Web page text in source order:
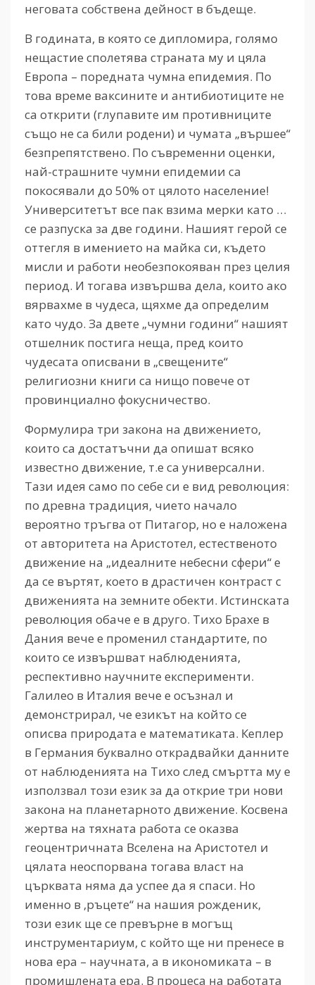
неговата собствена дейност в бъдеще.
В годината, в която се дипломира, голямо
нещастие сполетява страната му и цяла
Европа – поредната чумна епидемия. По
това време ваксините и антибиотиците не
са открити (глупавите им противниците
също не са били родени) и чумата „вършее“
безпрепятствено. По съвременни оценки,
най-страшните чумни епидемии са
покосявали до 50% от цялото население!
Университетът все пак взима мерки като …
се разпуска за две години. Нашият герой се
оттегля в имението на майка си, където
мисли и работи необезпокояван през целия
период. И тогава извършва дела, които ако
вярвахме в чудеса, щяхме да определим
като чудо. За двете „чумни години“ нашият
отшелник постига неща, пред които
чудесата описвани в „свещените“
религиозни книги са нищо повече от
провинциално фокусничество.
Формулира три закона на движението,
които са достатъчни да опишат всяко
известно движение, т.е са универсални.
Тази идея само по себе си е вид революция:
по древна традиция, чието начало
вероятно тръгва от Питагор, но е наложена
от авторитета на Аристотел, естественото
движение на „идеалните небесни сфери“ е
да се въртят, което в драстичен контраст с
движенията на земните обекти. Истинската
революция обаче е в друго. Тихо Брахе в
Дания вече е променил стандартите, по
които се извършват наблюденията,
респективно научните експерименти.
Галилео в Италия вече е осъзнал и
демонстрирал, че езикът на който се
описва природата е математиката. Кеплер
в Германия буквално открадвайки данните
от наблюденията на Тихо след смъртта му е
използвал този език за да открие три нови
закона на планетарното движение. Косвена
жертва на тяхната работа се оказва
геоцентричната Вселена на Аристотел и
цялата неоспорвана тогава власт на
църквата няма да успее да я спаси. Но
именно в ‚ръцете“ на нашия рожденик,
този език ще се превърне в могъщ
инструментариум, с който ще ни пренесе в
нова ера – научната, а в икономиката – в
промишлената ера. В процеса на работата